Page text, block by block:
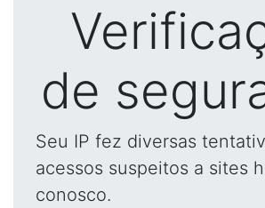
de
Seu IP fez diversas
acessos suspeitos a sites
conosco.